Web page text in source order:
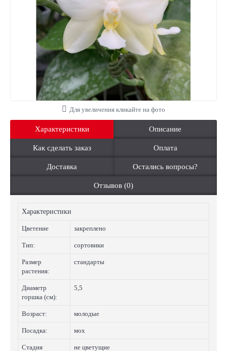
Для увеличения кликайте на фото
Характеристики Описание
Как сделать заказ Оплата
Доставка Остались вопросы?
Отзывов (0)
Характеристики
Цветение закреплено
Тип: сортовики
Размер
растения:
стандарты
Диаметр
горшка (см):
5,5
Возраст: молодые
Посадка: мох
Стадия
не цветущие